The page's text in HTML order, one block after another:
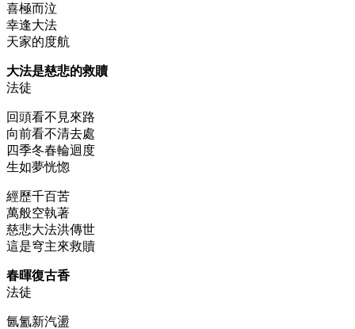
喜極而泣
幸逢大法
天家的度航
大法是慈悲的救贖
法徒
回頭看不見來路
向前看不清去處
四季冬春輪迴度
生如夢恍惚
經歷千百苦
萬般空執著
慈悲大法洪傳世
這是穹主來救贖
春暉復古香
法徒
氤氳新汽盪